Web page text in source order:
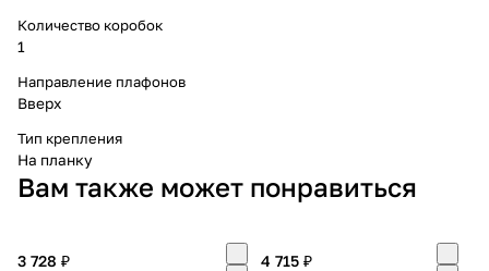
Количество коробок
1
Направление плафонов
Вверх
Тип крепления
На планку
Вам также может понравиться
3 728 ₽
4 715 ₽